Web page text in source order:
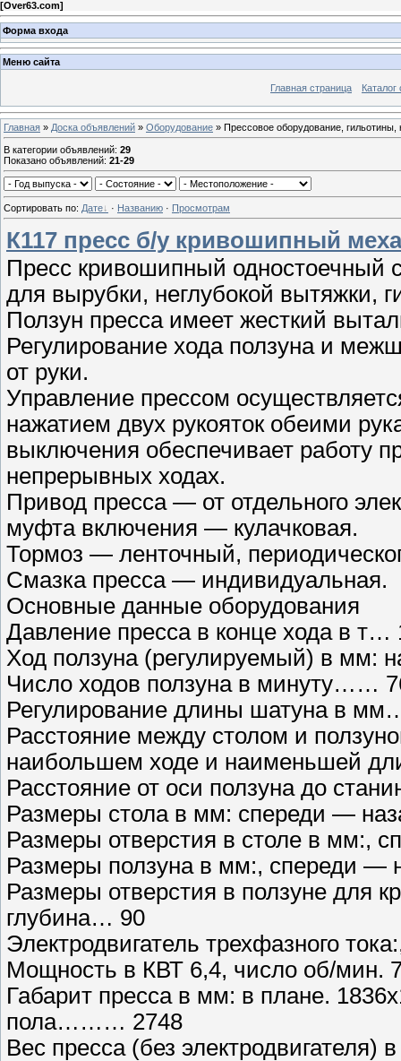
[Over63.com]
Форма входа
Меню сайта
Главная страница Каталог
Главная » Доска объявлений » Оборудование » Прессовое оборудование, гильотины,
В категории объявлений: 29
Показано объявлений: 21-29
Сортировать по: Дате · Названию · Просмотрам
К117 пресс б/у кривошипный
Пресс кривошипный одностоечный
для вырубки, неглубокой вытяжки,
Ползун пресса имеет жесткий
Регулирование хода ползуна и
от руки.
Управление прессом
нажатием двух рукояток обеими
выключения обеспечивает работу
непрерывных ходах.
Привод пресса — от отдельного
муфта включения — кулачковая.
Тормоз — ленточный,
Смазка пресса — индивидуальная.
Основные данные оборудования
Давление пресса в конце хода в т…
Ход ползуна (регулируемый) в
Число ходов ползуна в минуту……
Регулирование длины шатуна в
Расстояние между столом и
наибольшем ходе и наименьшей
Расстояние от оси ползуна до
Размеры стола в мм: спереди —
Размеры отверстия в столе в мм:,
Размеры ползуна в мм:, спереди —
Размеры отверстия в ползуне для
глубина… 90
Электродвигатель трехфазного
Мощность в КВТ 6,4, число об/мин.
Габарит пресса в мм: в плане.
пола……… 2748
Вес пресса (без